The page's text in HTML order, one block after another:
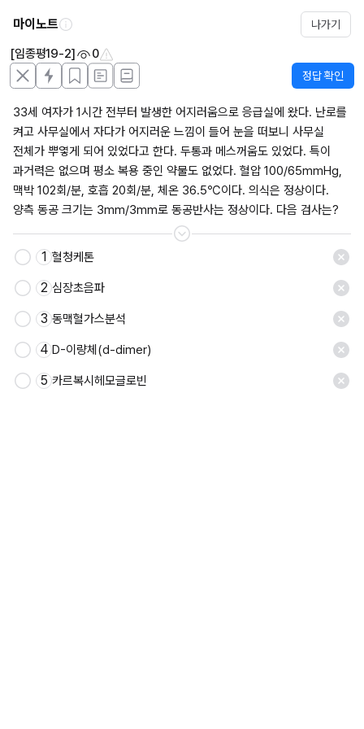
마이노트 나가기
[임종평19-2] 0
정답 확인
33세 여자가 1시간 전부터 발생한 어지러움으로 응급실에 왔다. 난로를
켜고 사무실에서 자다가 어지러운 느낌이 들어 눈을 떠보니 사무실
전체가 뿌옇게 되어 있었다고 한다. 두통과 메스꺼움도 있었다. 특이
과거력은 없으며 평소 복용 중인 약물도 없었다. 혈압 100/65mmHg,
맥박 102회/분, 호흡 20회/분, 체온 36.5℃이다. 의식은 정상이다.
양측 동공 크기는 3mm/3mm로 동공반사는 정상이다. 다음 검사는?
저장
1 혈청케톤
2 심장초음파
3 동맥혈가스분석
4 D-이량체(d-dimer)
5 카르복시헤모글로빈